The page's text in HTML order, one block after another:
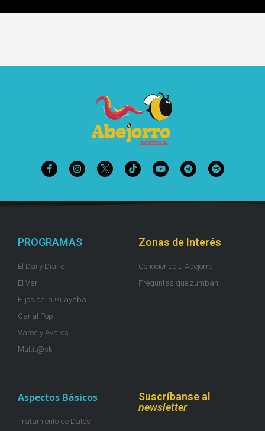
PROGRAMAS
El Daily Diario
El Var
Hijos de la Guayaba
Canal Pop
Varos y Avaros
Multit@sk
Zonas de Interés
Conociendo a Abejorro
Preguntas que zumban
Aspectos Básicos
Tratamiento de Datos
Suscríbanse al
newsletter